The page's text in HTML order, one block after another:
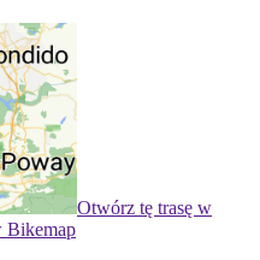
Otwórz tę trasę w
Bikemap